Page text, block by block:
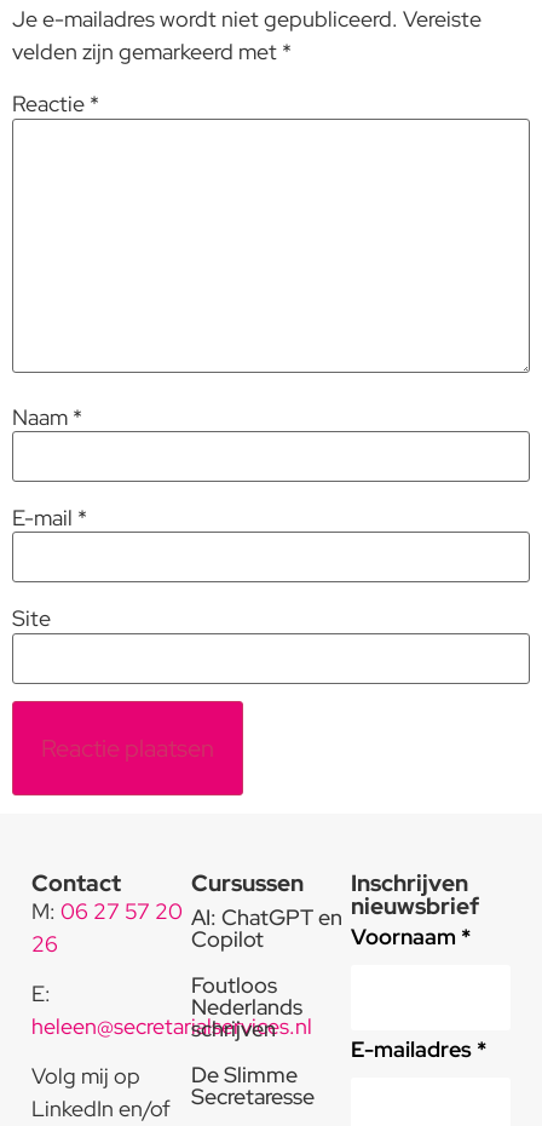
Je e-mailadres wordt niet gepubliceerd. Vereiste
velden zijn gemarkeerd met *
Reactie *
Naam *
E-mail *
Site
Contact
M: 06 27 57 20
26
E:
heleen@secretarialservices.nl
Volg mij op
LinkedIn en/of
Cursussen
AI: ChatGPT en
Copilot
Foutloos
Nederlands
schrijven
De Slimme
Secretaresse
Inschrijven
nieuwsbrief
Voornaam *
E-mailadres *